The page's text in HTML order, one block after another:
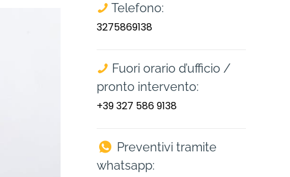
Telefono:
3275869138
Fuori orario d’ufficio /
pronto intervento:
+39 327 586 9138
Preventivi tramite
whatsapp: